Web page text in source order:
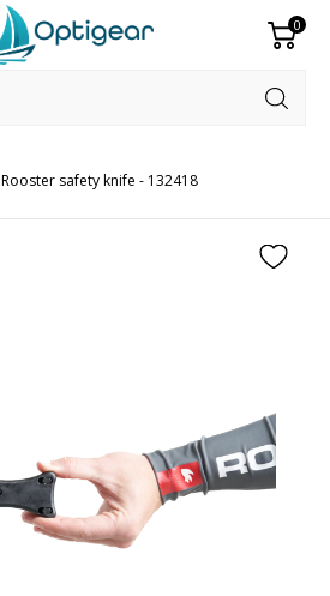
0
Rooster safety knife - 132418